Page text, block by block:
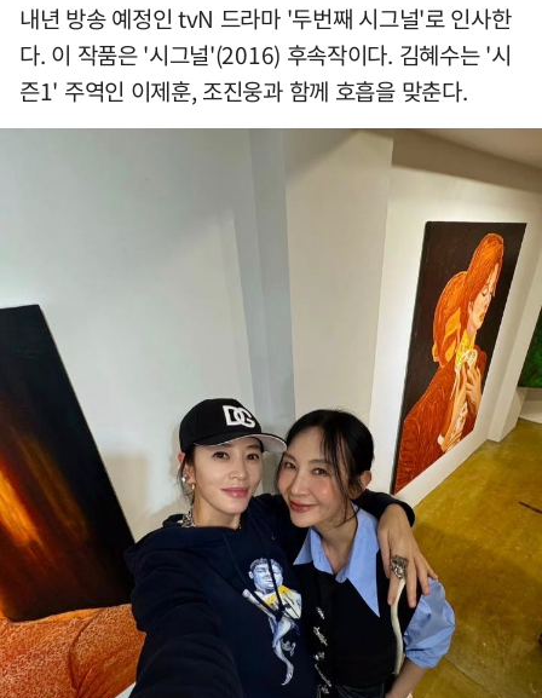
내년 방송 예정인 tvN 드라마 '두번째 시그널'로 인사한
다. 이 작품은 '시그널'(2016) 후속작이다. 김혜수는 '시
즌1' 주역인 이제훈, 조진웅과 함께 호흡을 맞춘다.